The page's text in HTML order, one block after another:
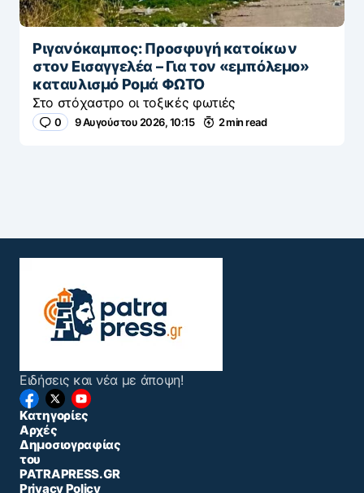
Ριγανόκαμπος: Προσφυγή κατοίκων
στον Εισαγγελέα – Για τον «εμπόλεμο»
καταυλισμό Ρομά ΦΩΤΟ
Στο στόχαστρο οι τοξικές φωτιές
0 9 Αυγούστου 2026, 10:15 2 min read
Ειδήσεις και νέα με άποψη!
Κατηγορίες
Αρχές
Δημοσιογραφίας
του
PATRAPRESS.GR
Privacy Policy